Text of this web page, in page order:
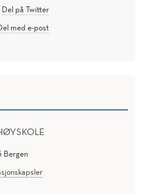
Del på Twitter
med e-post
Bergen